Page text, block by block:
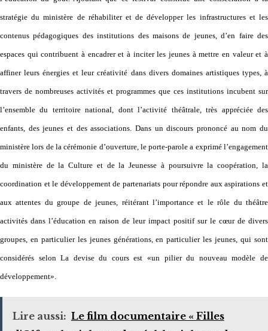
stratégie du ministère de réhabiliter et de développer les infrastructures et les
contenus pédagogiques des institutions des maisons de jeunes, d’en faire des
espaces qui contribuent à encadrer et à inciter les jeunes à mettre en valeur et à
affiner leurs énergies et leur créativité dans divers domaines artistiques types, à
travers de nombreuses activités et programmes que ces institutions incubent sur
l’ensemble du territoire national, dont l’activité théâtrale, très appréciée des
enfants, des jeunes et des associations. Dans un discours prononcé au nom du
ministère lors de la cérémonie d’ouverture, le porte-parole a exprimé l’engagement
du ministère de la Culture et de la Jeunesse à poursuivre la coopération, la
coordination et le développement de partenariats pour répondre aux aspirations et
aux attentes du groupe de jeunes, réitérant l’importance et le rôle du théâtre
activités dans l’éducation en raison de leur impact positif sur le cœur de divers
groupes, en particulier les jeunes générations, en particulier les jeunes, qui sont
considérés selon La devise du cours est «un pilier du nouveau modèle de
développement».
Lire aussi: Le film documentaire « Filles